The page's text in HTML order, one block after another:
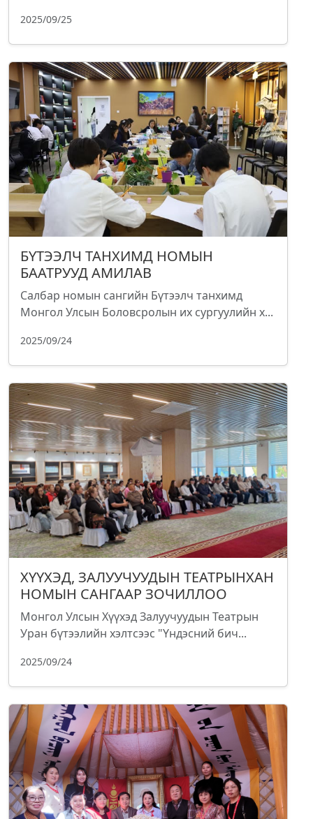
2025/09/25
БҮТЭЭЛЧ ТАНХИМД НОМЫН
БААТРУУД АМИЛАВ
Салбар номын сангийн Бүтээлч танхимд
Монгол Улсын Боловсролын их сургуулийн х...
2025/09/24
ХҮҮХЭД, ЗАЛУУЧУУДЫН ТЕАТРЫНХАН
НОМЫН САНГААР ЗОЧИЛЛОО
Монгол Улсын Хүүхэд Залуучуудын Театрын
Уран бүтээлийн хэлтсээс "Үндэсний бич...
2025/09/24